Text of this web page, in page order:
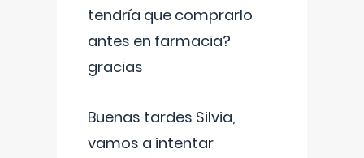
tendría que comprarlo
antes en farmacia?
gracias
Buenas tardes Silvia,
vamos a intentar